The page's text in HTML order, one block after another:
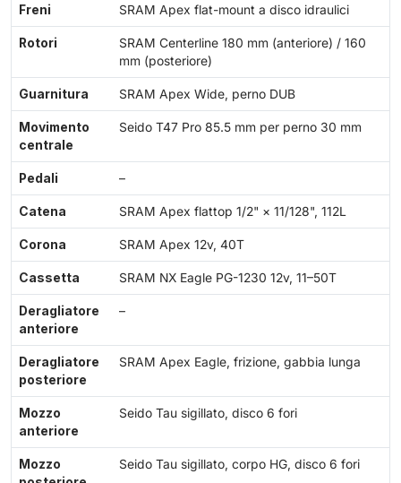
Freni SRAM Apex flat-mount a disco idraulici
Rotori
SRAM Centerline 180 mm (anteriore) / 160
mm (posteriore)
Guarnitura SRAM Apex Wide, perno DUB
Movimento
centrale
Seido T47 Pro 85.5 mm per perno 30 mm
Pedali –
Catena SRAM Apex flattop 1/2" × 11/128", 112L
Corona SRAM Apex 12v, 40T
Cassetta SRAM NX Eagle PG-1230 12v, 11–50T
Deragliatore
anteriore
–
Deragliatore
posteriore
SRAM Apex Eagle, frizione, gabbia lunga
Mozzo
anteriore
Seido Tau sigillato, disco 6 fori
Mozzo
Seido Tau sigillato, corpo HG, disco 6 fori